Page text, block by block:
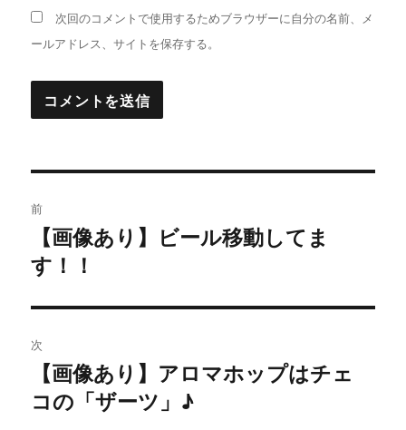
次回のコメントで使用するためブラウザーに自分の名前、メ
ールアドレス、サイトを保存する。
稿
ナ
ビ
ゲ
ー
シ
前
去
投
稿:
【画像あり】ビール移動してま
す！！
次
の
【画像あり】アロマホップはチェ
コの「ザーツ」♪